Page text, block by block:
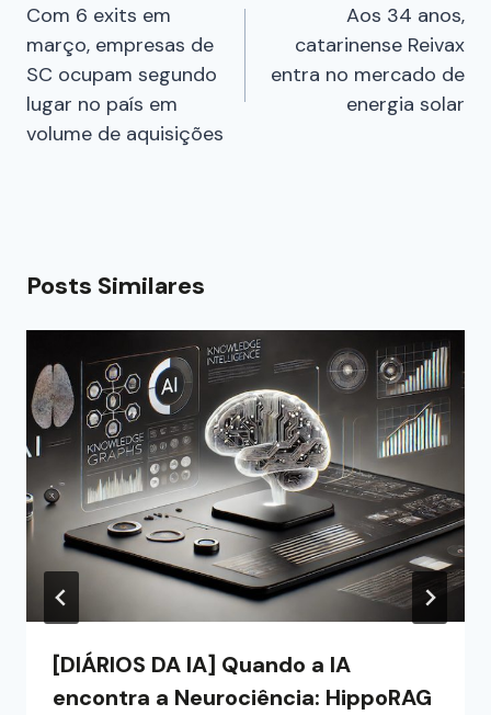
Com 6 exits em
março, empresas de
SC ocupam segundo
lugar no país em
volume de aquisições
Aos 34 anos,
catarinense Reivax
entra no mercado de
energia solar
Posts Similares
[DIÁRIOS DA IA] Quando a IA
encontra a Neurociência: HippoRAG